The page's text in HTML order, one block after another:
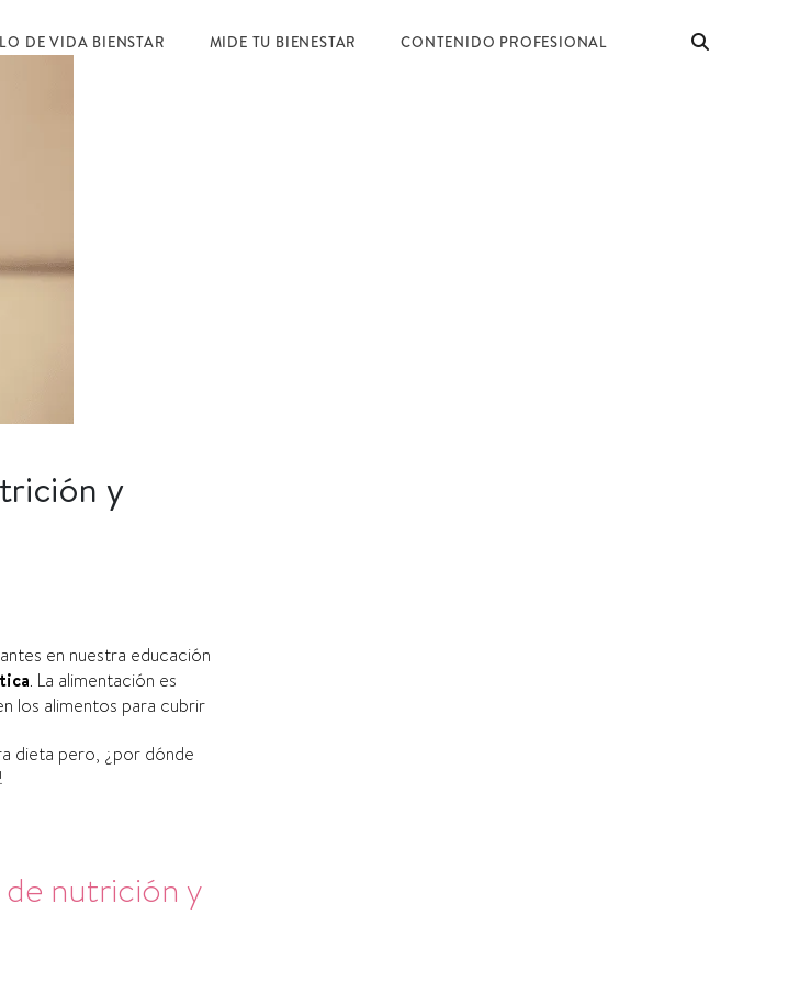
DE VIDA BIENSTAR MIDE TU BIENESTAR CONTENIDO PROFESIONAL
y
en nuestra educación
. La alimentación es
los alimentos para cubrir
dieta pero, ¿por dónde
nutrición y